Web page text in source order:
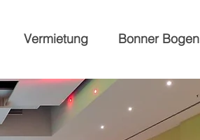
Vermietung Bonner Bogen